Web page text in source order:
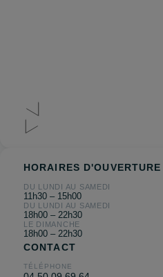
HORAIRES D'OUVERTURE
DU LUNDI AU SAMEDI
11h30 – 15h00
DU LUNDI AU SAMEDI
18h00 – 22h30
LE DIMANCHE
18h00 – 22h30
CONTACT
TÉLÉPHONE